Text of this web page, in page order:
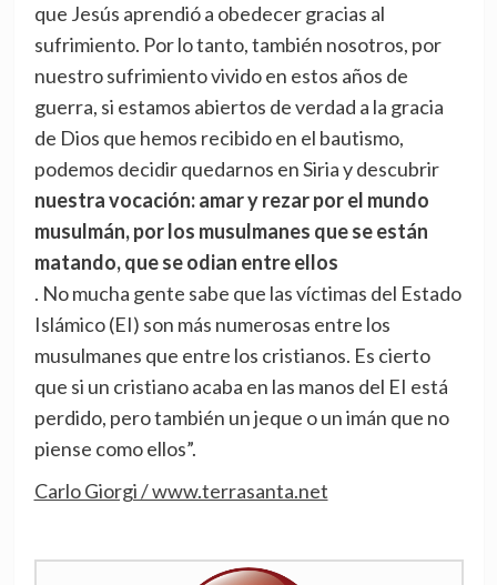
que Jesús aprendió a obedecer gracias al
sufrimiento. Por lo tanto, también nosotros, por
nuestro sufrimiento vivido en estos años de
guerra, si estamos abiertos de verdad a la gracia
de Dios que hemos recibido en el bautismo,
podemos decidir quedarnos en Siria y descubrir
nuestra vocación: amar y rezar por el mundo
musulmán, por los musulmanes que se están
matando, que se odian entre ellos
. No mucha gente sabe que las víctimas del Estado
Islámico (EI) son más numerosas entre los
musulmanes que entre los cristianos. Es cierto
que si un cristiano acaba en las manos del EI está
perdido, pero también un jeque o un imán que no
piense como ellos”.
Carlo Giorgi / www.terrasanta.net